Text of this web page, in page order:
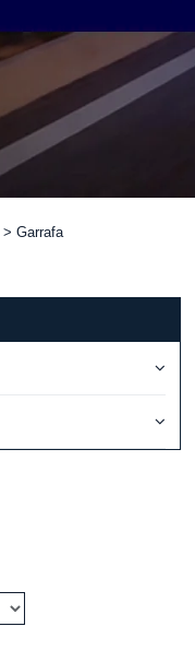
Garrafa